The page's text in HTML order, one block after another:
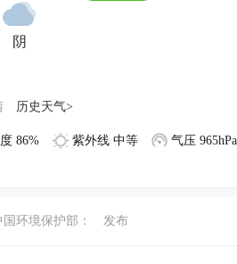
阴
历史天气>
86% 紫外线 中等 气压 965hPa
国环境保护部： 发布